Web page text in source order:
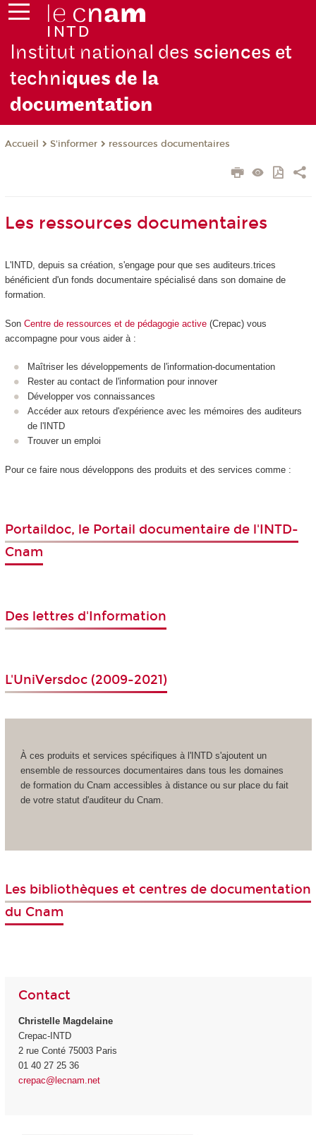
Institut national des sciences et
techniques de la
documentation
Accueil S'informer ressources documentaires
Les ressources documentaires
L'INTD, depuis sa création, s'engage pour que ses auditeurs.trices
bénéficient d'un fonds documentaire spécialisé dans son domaine de
formation.
Son Centre de ressources et de pédagogie active(Crepac) vous
accompagne pour vous aider à :
Maîtriser les développements de l'information-documentation
Rester au contact de l'information pour innover
Développer vos connaissances
Accéder aux retours d'expérience avec les mémoires des auditeurs
de l'INTD
Trouver un emploi
Pour ce faire nous développons des produits et des services comme :
Portaildoc, le Portail documentaire de l'INTD-
Cnam
Des lettres d'Information
L'UniVersdoc(2009-2021)
À ces produits et services spécifiques à l'INTD s'ajoutent un
ensemble de ressources documentaires dans tous les domaines
de formation du Cnam accessibles à distance ou sur place du fait
de votre statut d'auditeur du Cnam.
Les bibliothèques et centres de documentation
du Cnam
Contact
Christelle Magdelaine
Crepac-INTD
2 rue Conté 75003 Paris
01 40 27 25 36
crepac@lecnam.net